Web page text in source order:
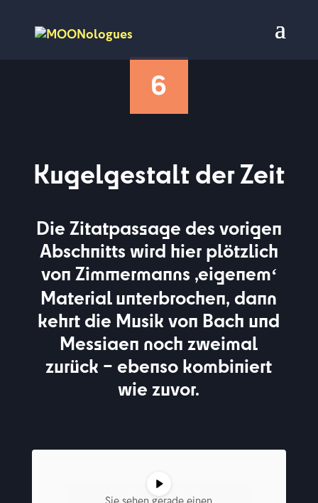
6
Kugelgestalt der Zeit
Die Zitatpassage des vorigen
Abschnitts wird hier plötzlich
von Zimmermanns ,eigenem‘
Material unterbrochen, dann
kehrt die Musik von Bach und
Messiaen noch zweimal
zurück – ebenso kombiniert
wie zuvor.